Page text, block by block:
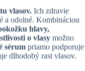
vlasov. Ich zdravie
a odolné. Kombináciou
hlavy,
o vlasy možno
sérum priamo podporuje
dlhodobý rast vlasov.